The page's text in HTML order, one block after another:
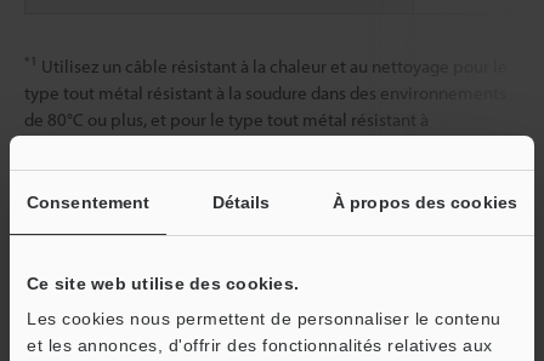
Consentement Détails À propos des cookies
Ce site web utilise des cookies.
Les cookies nous permettent de personnaliser le contenu
et les annonces, d'offrir des fonctionnalités relatives aux
*1 Utilisez un câble résistant à la chaleur et au nettoyage pour le
type tout métal résistant à la soudure dans des environnements
de 80°C ou plus, et pour le type tout métal résistant à
plus de 80°C.
*2Avec le type polyvalent tout métal ou le type tout métal
Fiche technique (PDF)